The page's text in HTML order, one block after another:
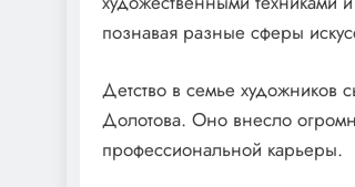
познавая разные сферы
Детство в семье художников
Долотова. Оно внесло
профессиональной карьеры.